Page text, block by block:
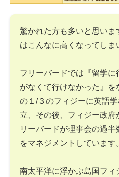
驚かれた方も多いと思い
はこんなに高くなってしま
フリーバードでは『留学
がなくて行けなかった』
の１/３のフィジーに英語
立、その後、フィジー政
リーバードが理事会の過
をマネジメントしています
南太平洋に浮かぶ島国フ